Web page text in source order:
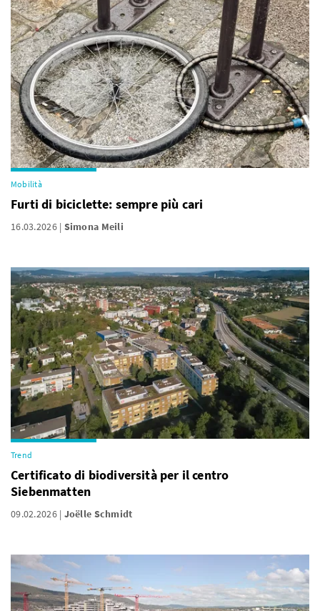
Mobilità
Furti di biciclette: sempre più cari
16.03.2026 Simona Meili
Trend
Certificato di biodiversità per il centro
Siebenmatten
09.02.2026 Joëlle Schmidt